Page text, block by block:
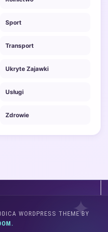
Sport
Transport
Ukryte Zajawki
Usługi
Zdrowie
WORDPRESS THEME BY